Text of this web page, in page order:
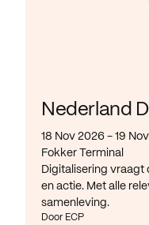
Nederland
18 Nov 2026 - 19
Fokker Terminal
Digitalisering vraagt
en actie. Met alle
samenleving.
Door ECP